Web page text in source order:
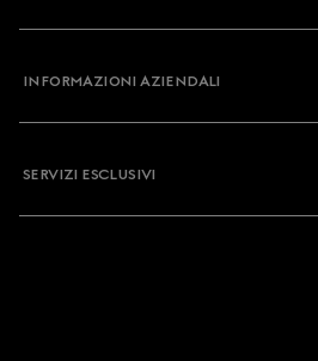
INFORMAZIONI AZIENDALI
SERVIZI ESCLUSIVI